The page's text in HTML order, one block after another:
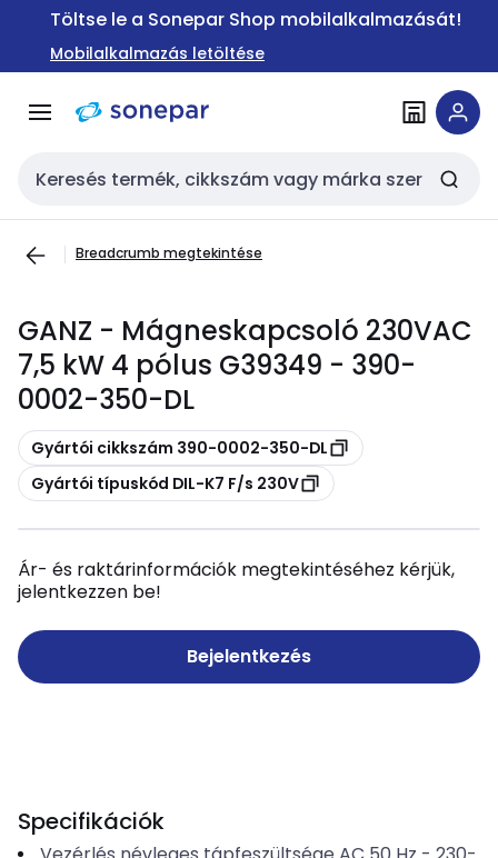
Ugrás a
Ugrás a
tartalomra
Töltse le a Sonepar Shop mobilalkalmazását!
Mobilalkalmazás letöltése
Keresési bemenet
Breadcrumb megtekintése
GANZ - Mágneskapcsoló 230VAC
7,5 kW 4 pólus G39349 - 390-
0002-350-DL
Másolás
Gyártói cikkszám 390-0002-350-DL
Másolás
Gyártói típuskód DIL-K7 F/s 230V
Ár- és raktárinformációk megtekintéséhez kérjük,
jelentkezzen be!
Bejelentkezés
Specifikációk